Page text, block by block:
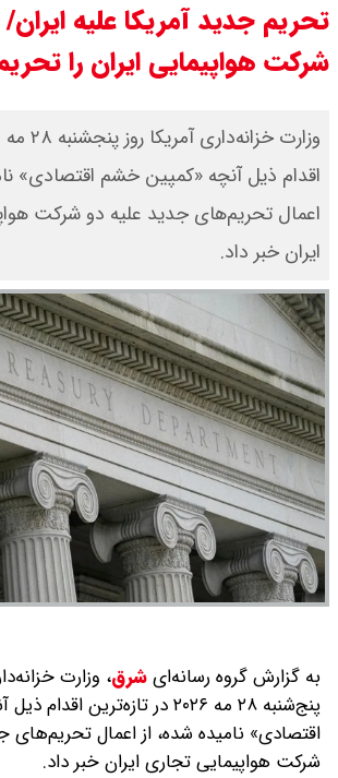
شرکت هواپیمایی ایران را
اقدام ذیل آنچه «کمپین خشم اقتصادی»
اعمال تحریم‌های جدید علیه دو شرکت
ایران خبر داد.
به گزارش گروه رسانه‌ایشرق، وزارت
پنج‌شنبه ۲۸ مه ۲۰۲۶ در تازه‌ترین
اقتصادی» نامیده شده، از اعمال تحریم‌های
شرکت هواپیمایی تجاری ایران خبر داد.